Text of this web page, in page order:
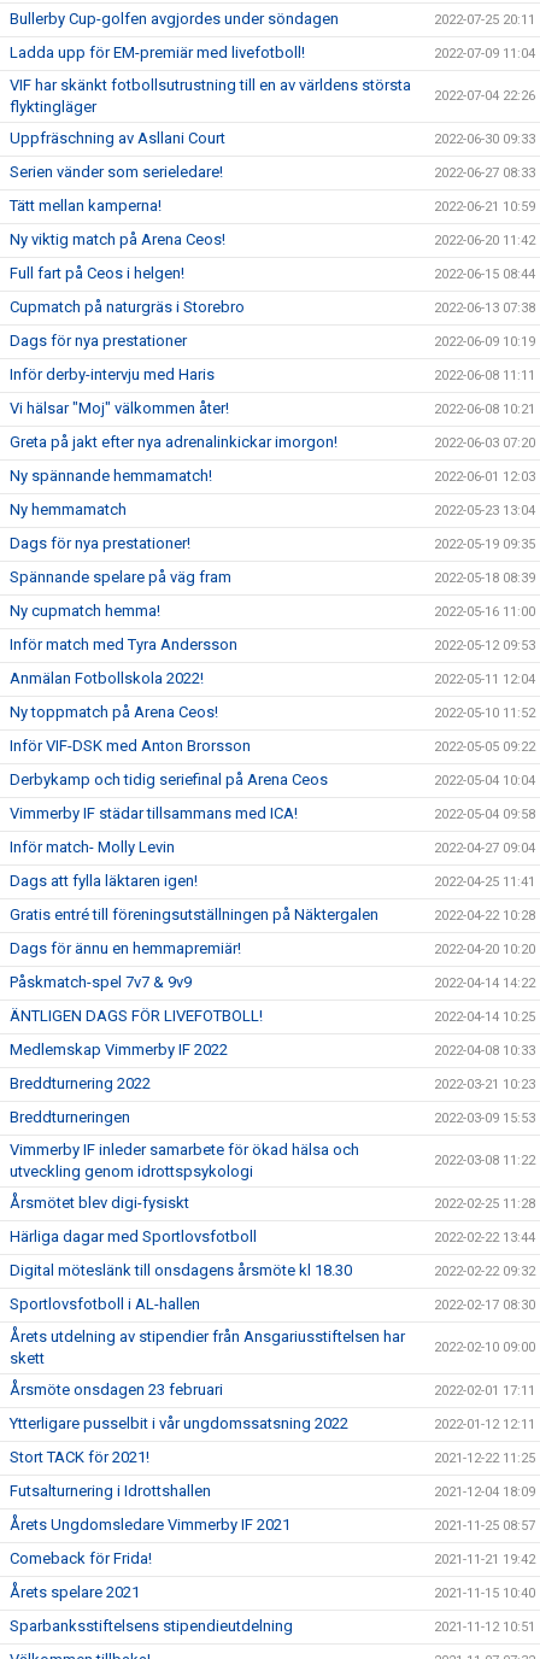
Bullerby Cup-golfen avgjordes under söndagen 2022-07-25 20:11
Ladda upp för EM-premiär med livefotboll! 2022-07-09 11:04
VIF har skänkt fotbollsutrustning till en av världens största
flyktingläger
2022-07-04 22:26
Uppfräschning av Asllani Court 2022-06-30 09:33
Serien vänder som serieledare! 2022-06-27 08:33
Tätt mellan kamperna! 2022-06-21 10:59
Ny viktig match på Arena Ceos! 2022-06-20 11:42
Full fart på Ceos i helgen! 2022-06-15 08:44
Cupmatch på naturgräs i Storebro 2022-06-13 07:38
Dags för nya prestationer 2022-06-09 10:19
Inför derby-intervju med Haris 2022-06-08 11:11
Vi hälsar "Moj" välkommen åter! 2022-06-08 10:21
Greta på jakt efter nya adrenalinkickar imorgon! 2022-06-03 07:20
Ny spännande hemmamatch! 2022-06-01 12:03
Ny hemmamatch 2022-05-23 13:04
Dags för nya prestationer! 2022-05-19 09:35
Spännande spelare på väg fram 2022-05-18 08:39
Ny cupmatch hemma! 2022-05-16 11:00
Inför match med Tyra Andersson 2022-05-12 09:53
Anmälan Fotbollskola 2022! 2022-05-11 12:04
Ny toppmatch på Arena Ceos! 2022-05-10 11:52
Inför VIF-DSK med Anton Brorsson 2022-05-05 09:22
Derbykamp och tidig seriefinal på Arena Ceos 2022-05-04 10:04
Vimmerby IF städar tillsammans med ICA! 2022-05-04 09:58
Inför match- Molly Levin 2022-04-27 09:04
Dags att fylla läktaren igen! 2022-04-25 11:41
Gratis entré till föreningsutställningen på Näktergalen 2022-04-22 10:28
Dags för ännu en hemmapremiär! 2022-04-20 10:20
Påskmatch-spel 7v7 & 9v9 2022-04-14 14:22
ÄNTLIGEN DAGS FÖR LIVEFOTBOLL! 2022-04-14 10:25
Medlemskap Vimmerby IF 2022 2022-04-08 10:33
Breddturnering 2022 2022-03-21 10:23
Breddturneringen 2022-03-09 15:53
Vimmerby IF inleder samarbete för ökad hälsa och
utveckling genom idrottspsykologi
2022-03-08 11:22
Årsmötet blev digi-fysiskt 2022-02-25 11:28
Härliga dagar med Sportlovsfotboll 2022-02-22 13:44
Digital möteslänk till onsdagens årsmöte kl 18.30 2022-02-22 09:32
Sportlovsfotboll i AL-hallen 2022-02-17 08:30
Årets utdelning av stipendier från Ansgariusstiftelsen har
skett
2022-02-10 09:00
Årsmöte onsdagen 23 februari 2022-02-01 17:11
Ytterligare pusselbit i vår ungdomssatsning 2022 2022-01-12 12:11
Stort TACK för 2021! 2021-12-22 11:25
Futsalturnering i Idrottshallen 2021-12-04 18:09
Årets Ungdomsledare Vimmerby IF 2021 2021-11-25 08:57
Comeback för Frida! 2021-11-21 19:42
Årets spelare 2021 2021-11-15 10:40
Sparbanksstiftelsens stipendieutdelning 2021-11-12 10:51